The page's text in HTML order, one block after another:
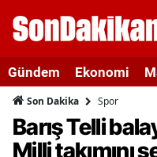
Gündem Ekonomi
Son Dakika Spor
Barış Telli
Milli takımını